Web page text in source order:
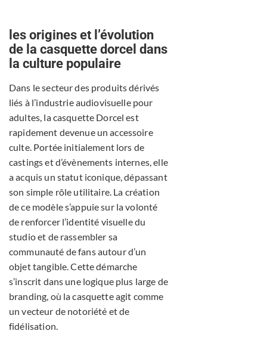
les origines et l’évolution
de la casquette dorcel dans
la culture populaire
Dans le secteur des produits dérivés
liés à l’industrie audiovisuelle pour
adultes, la casquette Dorcel est
rapidement devenue un accessoire
culte. Portée initialement lors de
castings et d’évènements internes, elle
a acquis un statut iconique, dépassant
son simple rôle utilitaire. La création
de ce modèle s’appuie sur la volonté
de renforcer l’identité visuelle du
studio et de rassembler sa
communauté de fans autour d’un
objet tangible. Cette démarche
s’inscrit dans une logique plus large de
branding, où la casquette agit comme
un vecteur de notoriété et de
fidélisation.